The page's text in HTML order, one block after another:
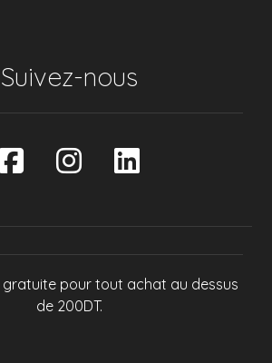
Suivez-nous
gratuite pour tout achat au dessus
de 200DT.